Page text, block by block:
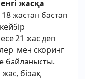
жасқа
жастан бастап
21 жас деп
мен скоринг
байланысты.
бірақ